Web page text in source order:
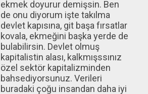
ekmek doyurur demişsin. Ben
de onu diyorum işte takılma
devlet kapısına, git başa fırsatlar
kovala, ekmeğini başka yerde de
bulabilirsin. Devlet olmuş
kapitalistin alası, kalkmışssınız
özel sektör kapitalizminden
bahsediyorsunuz. Verileri
buradaki çoğu insandan daha iyi